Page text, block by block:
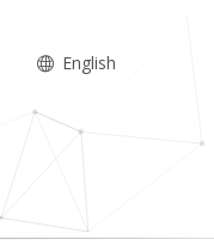
English